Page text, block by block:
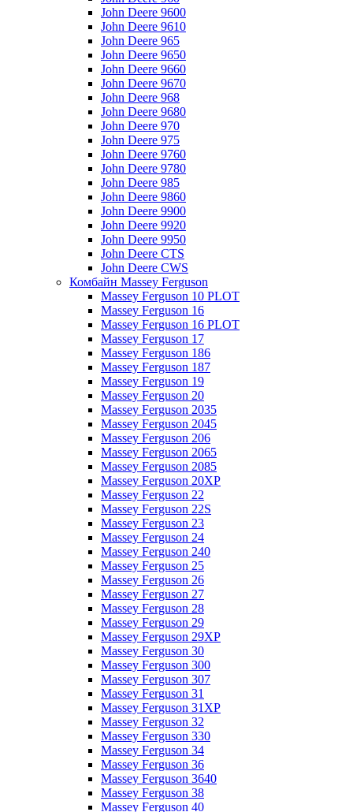
John Deere 9600
John Deere 9610
John Deere 965
John Deere 9650
John Deere 9660
John Deere 9670
John Deere 968
John Deere 9680
John Deere 970
John Deere 975
John Deere 9760
John Deere 9780
John Deere 985
John Deere 9860
John Deere 9900
John Deere 9920
John Deere 9950
John Deere CTS
John Deere CWS
Комбайн Massey Ferguson
Massey Ferguson 10 PLOT
Massey Ferguson 16
Massey Ferguson 16 PLOT
Massey Ferguson 17
Massey Ferguson 186
Massey Ferguson 187
Massey Ferguson 19
Massey Ferguson 20
Massey Ferguson 2035
Massey Ferguson 2045
Massey Ferguson 206
Massey Ferguson 2065
Massey Ferguson 2085
Massey Ferguson 20XP
Massey Ferguson 22
Massey Ferguson 22S
Massey Ferguson 23
Massey Ferguson 24
Massey Ferguson 240
Massey Ferguson 25
Massey Ferguson 26
Massey Ferguson 27
Massey Ferguson 28
Massey Ferguson 29
Massey Ferguson 29XP
Massey Ferguson 30
Massey Ferguson 300
Massey Ferguson 307
Massey Ferguson 31
Massey Ferguson 31XP
Massey Ferguson 32
Massey Ferguson 330
Massey Ferguson 34
Massey Ferguson 36
Massey Ferguson 3640
Massey Ferguson 38
Massey Ferguson 40